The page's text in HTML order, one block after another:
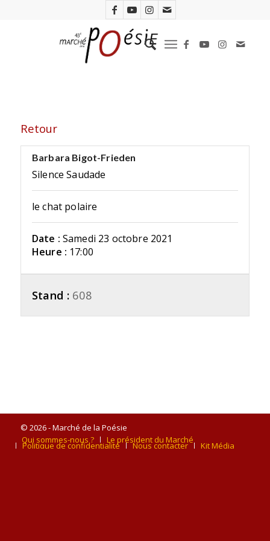
Retour
Barbara Bigot-Frieden
Silence Saudade
le chat polaire
Date : Samedi 23 octobre 2021
Heure : 17:00
Stand : 608
© 2026 - Marché de la Poésie
Qui sommes-nous ?
Le président du Marché
Politique de confidentialité Nous contacter Kit Média